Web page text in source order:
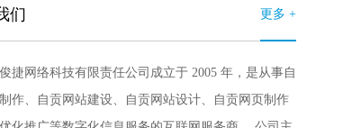
更多 +
们
捷网络科技有限责任公司成立于 2005 年，是从事自
作、自贡网站建设、自贡网站设计、自贡网页制作